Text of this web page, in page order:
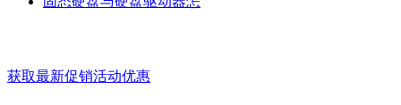
获取最新促销活动优惠